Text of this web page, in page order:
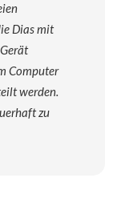
Dias mit
Computer
werden.
zu